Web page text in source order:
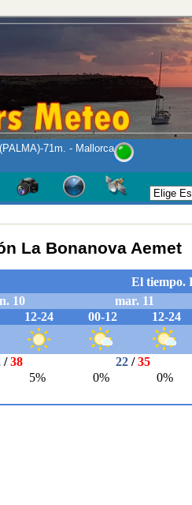
71m. - Mallorca
La Bonanova Aemet